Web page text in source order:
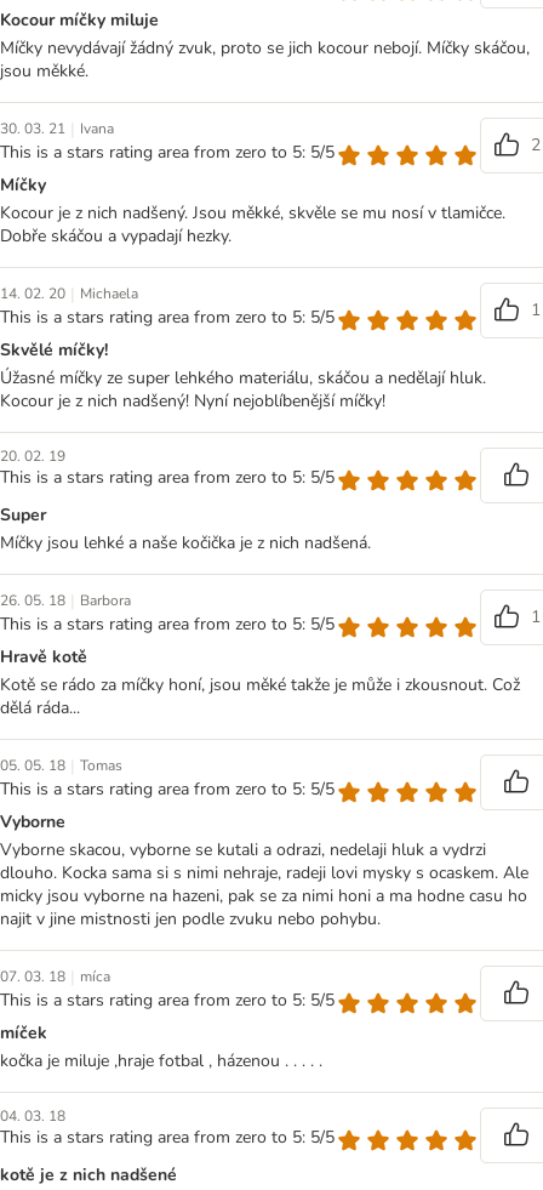
Kocour míčky miluje
Míčky nevydávají žádný zvuk, proto se jich kocour nebojí. Míčky skáčou,
jsou měkké.
30. 03. 21 | Ivana
This is a stars rating area from zero to 5: 5/5
2
Míčky
Kocour je z nich nadšený. Jsou měkké, skvěle se mu nosí v tlamičce.
Dobře skáčou a vypadají hezky.
14. 02. 20 | Michaela
This is a stars rating area from zero to 5: 5/5
1
Skvělé míčky!
Úžasné míčky ze super lehkého materiálu, skáčou a nedělají hluk.
Kocour je z nich nadšený! Nyní nejoblíbenější míčky!
20. 02. 19
This is a stars rating area from zero to 5: 5/5
Super
Míčky jsou lehké a naše kočička je z nich nadšená.
26. 05. 18 | Barbora
This is a stars rating area from zero to 5: 5/5
1
Hravě kotě
Kotě se rádo za míčky honí, jsou měké takže je může i zkousnout. Což
dělá ráda...
05. 05. 18 | Tomas
This is a stars rating area from zero to 5: 5/5
Vyborne
Vyborne skacou, vyborne se kutali a odrazi, nedelaji hluk a vydrzi
dlouho. Kocka sama si s nimi nehraje, radeji lovi mysky s ocaskem. Ale
micky jsou vyborne na hazeni, pak se za nimi honi a ma hodne casu ho
najit v jine mistnosti jen podle zvuku nebo pohybu.
07. 03. 18 | míca
This is a stars rating area from zero to 5: 5/5
míček
kočka je miluje ,hraje fotbal , házenou . . . . .
04. 03. 18
This is a stars rating area from zero to 5: 5/5
kotě je z nich nadšené